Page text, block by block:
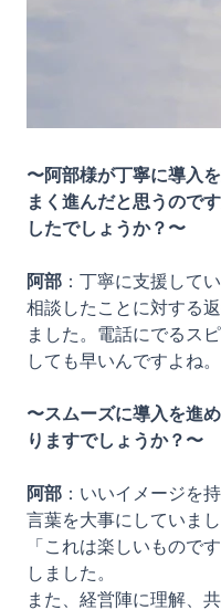
〜阿部様が丁寧に導入
まく進んだと思うので
したでしょうか？〜
阿部 ：丁寧に支援して
相談したことに対する
ました。電話にでるス
しても早いんですよね
〜スムーズに導入を進
りますでしょうか？〜
阿部 ：いいイメージを
言葉を大事にしていま
「これは楽しいもので
しました。
また、経営陣に理解、